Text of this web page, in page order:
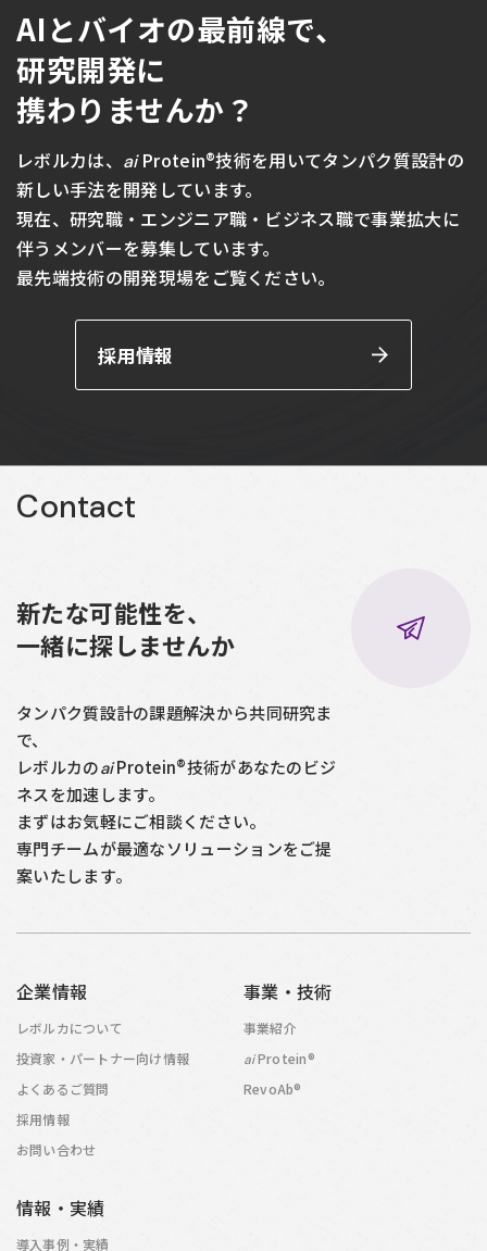
AIとバイオの最前線で、
研究開発に
携わりませんか？
レボルカは、 ai Protein®技術を用いてタンパク質設計の
新しい手法を開発しています。
現在、研究職・エンジニア職・ビジネス職で事業拡大に
伴うメンバーを募集しています。
最先端技術の開発現場をご覧ください。
採用情報
Contact
新たな可能性を、
一緒に探しませんか
タンパク質設計の課題解決から共同研究ま
で、
レボルカのai Protein®技術があなたのビジ
ネスを加速します。
まずはお気軽にご相談ください。
専門チームが最適なソリューションをご提
案いたします。
企業情報
レボルカについて
投資家・パートナー向け情報
よくあるご質問
採用情報
お問い合わせ
事業・技術
事業紹介
aiProtein®
RevoAb®
情報・実績
導入事例・実績